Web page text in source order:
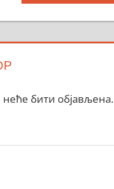
Post:
бити објављена.